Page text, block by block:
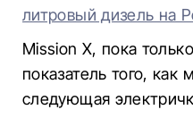
литровый дизель на
Mission X, пока
показатель того, как
следующая